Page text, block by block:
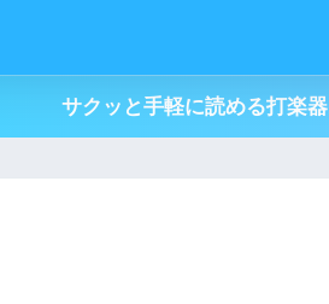
サクッと手軽に読める打楽